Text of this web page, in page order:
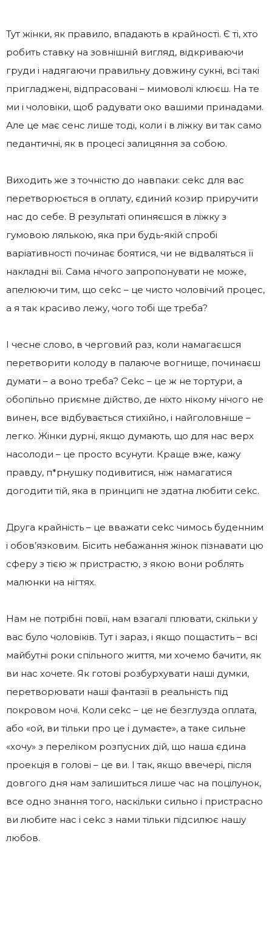
Тут жінки, як правило, впадають в крайності. Є ті, хто
робить ставку на зовнішній вигляд, відкриваючи
груди і надягаючи правильну довжину сукні, всі такі
пригладжені, відпрасовані – мимоволі клюєш. На те
ми і чоловіки, щоб радувати око вашими принадами.
Але це має сенс лише тоді, коли і в ліжку ви так само
педантичні, як в процесі залицяння за собою.
Виходить же з точністю до навпаки: сеkс для вас
перетворюється в оплату, єдиний козир приручити
нас до себе. В результаті опиняєшся в ліжку з
гумовою лялькою, яка при будь-якій спробі
варіативності починає боятися, чи не відваляться її
накладні вії. Сама нічого запропонувати не може,
апелюючи тим, що сеkс – це чисто чоловічий процес,
а я так красиво лежу, чого тобі ще треба?
І чесне слово, в черговий раз, коли намагаєшся
перетворити колоду в палаюче вогнище, починаєш
думати – а воно треба? Сеkс – це ж не тортури, а
обопільно приємне дійство, де ніхто нікому нічого не
винен, все відбувається стихійно, і найголовніше –
легко. Жінки дурні, якщо думають, що для нас верх
насолоди – це просто всунути. Краще вже, кажу
правду, п*рнушку подивитися, ніж намагатися
догодити тій, яка в принципі не здатна любити сеkс.
Друга крайність – це вважати сеkс чимось буденним
і обов’язковим. Бісить небажання жінок пізнавати цю
сферу з тією ж пристрастю, з якою вони роблять
малюнки на нігтях.
Нам не потрібні повії, нам взагалі плювати, скільки у
вас було чоловіків. Тут і зараз, і якщо пощастить – всі
майбутні роки спільного життя, ми хочемо бачити, як
ви нас хочете. Як готові розбурхувати наші думки,
перетворювати наші фантазії в реальність під
покровом ночі. Коли сеkс – це не безглузда оплата,
або «ой, ви тільки про це і думаєте», а таке сильне
«хочу» з переліком розпусних дій, що наша єдина
проекція в голові – це ви. І так, якщо ввечері, після
довгого дня нам залишиться лише час на поцілунок,
все одно знання того, наскільки сильно і пристрасно
ви любите нас і сеkс з нами тільки підсилює нашу
любов.